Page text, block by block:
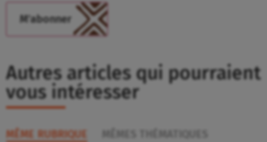
Autres articles qui pourraient
vous intéresser
MÊME RUBRIQUE